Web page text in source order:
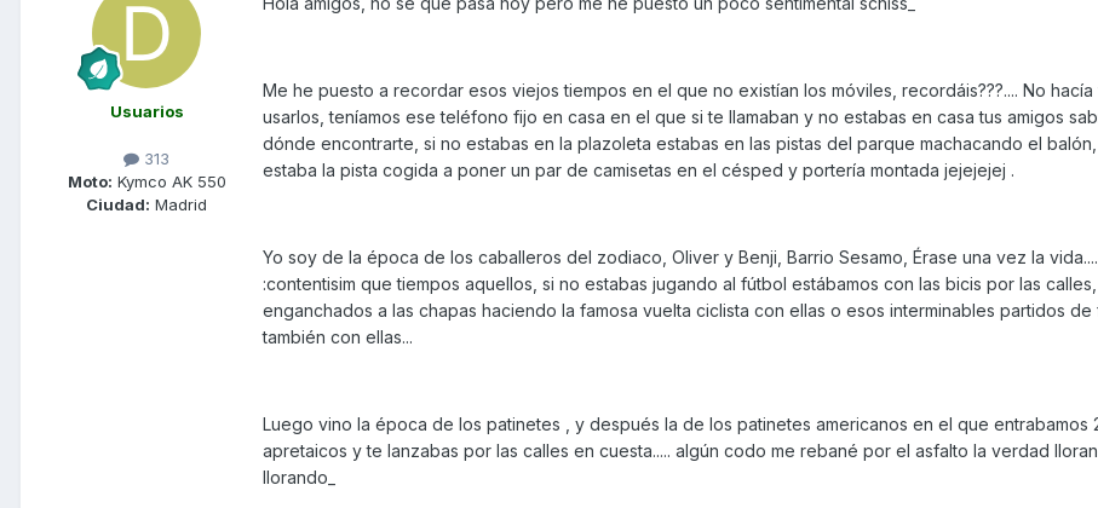
Usuarios
313
Moto: Kymco AK 550
Ciudad: Madrid
Me he puesto a recordar esos viejos tiempos en el que no existían los móviles, recordáis???.... No hacía
usarlos, teníamos ese teléfono fijo en casa en el que si te llamaban y no estabas en casa tus amigos
dónde encontrarte, si no estabas en la plazoleta estabas en las pistas del parque machacando el
estaba la pista cogida a poner un par de camisetas en el césped y portería montada jejejejej .
Yo soy de la época de los caballeros del zodiaco, Oliver y Benji, Barrio Sesamo, Érase una vez la
:contentisim que tiempos aquellos, si no estabas jugando al fútbol estábamos con las bicis por las
enganchados a las chapas haciendo la famosa vuelta ciclista con ellas o esos interminables partidos de
también con ellas...
Luego vino la época de los patinetes , y después la de los patinetes americanos en el que entrabamos
apretaicos y te lanzabas por las calles en cuesta..... algún codo me rebané por el asfalto la verdad
llorando_